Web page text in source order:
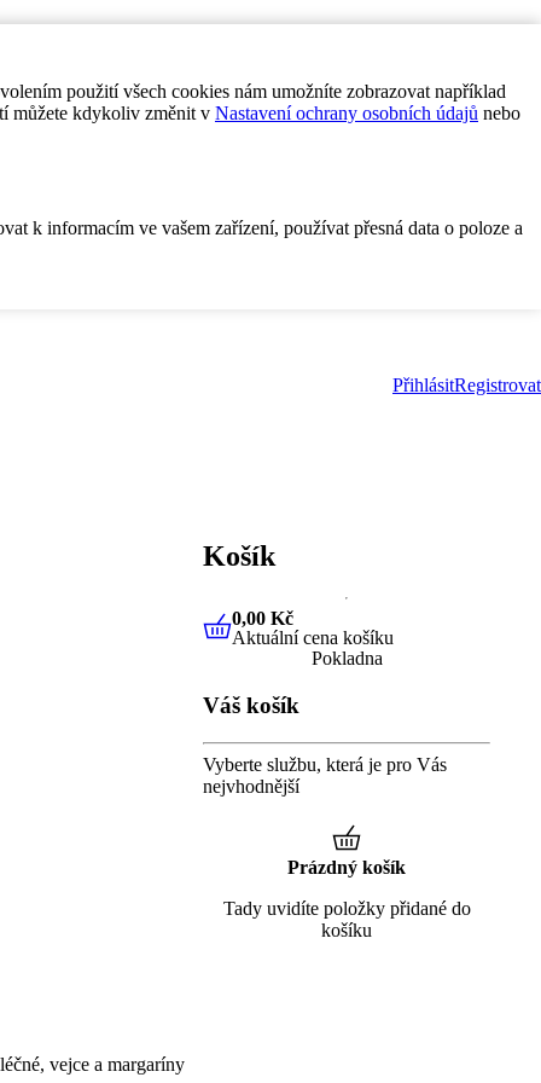
použití všech cookies nám umožníte zobrazovat například
můžete kdykoliv změnit v Nastavení ochrany osobních údajů nebo
k informacím ve vašem zařízení, používat přesná data o poloze a
PřihlásitRegistrovat
vejce a margaríny
Košík
0,00 KčAktuální cena košíku
0,00 Kč
Aktuální cena košíku
Pokladna
Váš košík
Vyberte službu, která je pro Vás
nejvhodnější
Prázdný košík
Tady uvidíte položky přidané do
košíku